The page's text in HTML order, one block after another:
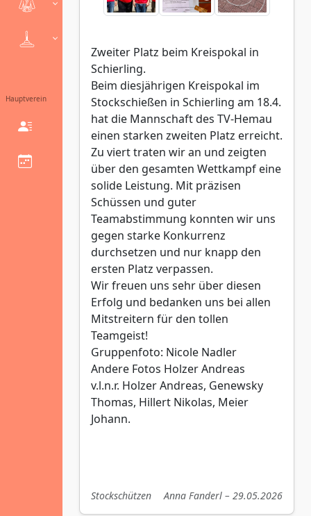
Hauptverein
Zweiter Platz beim Kreispokal in
Schierling.
Beim diesjährigen Kreispokal im
Stockschießen in Schierling am 18.4.
hat die Mannschaft des TV-Hemau
einen starken zweiten Platz erreicht.
Zu viert traten wir an und zeigten
über den gesamten Wettkampf eine
solide Leistung. Mit präzisen
Schüssen und guter
Teamabstimmung konnten wir uns
gegen starke Konkurrenz
durchsetzen und nur knapp den
ersten Platz verpassen.
Wir freuen uns sehr über diesen
Erfolg und bedanken uns bei allen
Mitstreitern für den tollen
Teamgeist!
Gruppenfoto: Nicole Nadler
Andere Fotos Holzer Andreas
v.l.n.r. Holzer Andreas, Genewsky
Thomas, Hillert Nikolas, Meier
Johann.
Stockschützen Anna Fanderl – 29.05.2026